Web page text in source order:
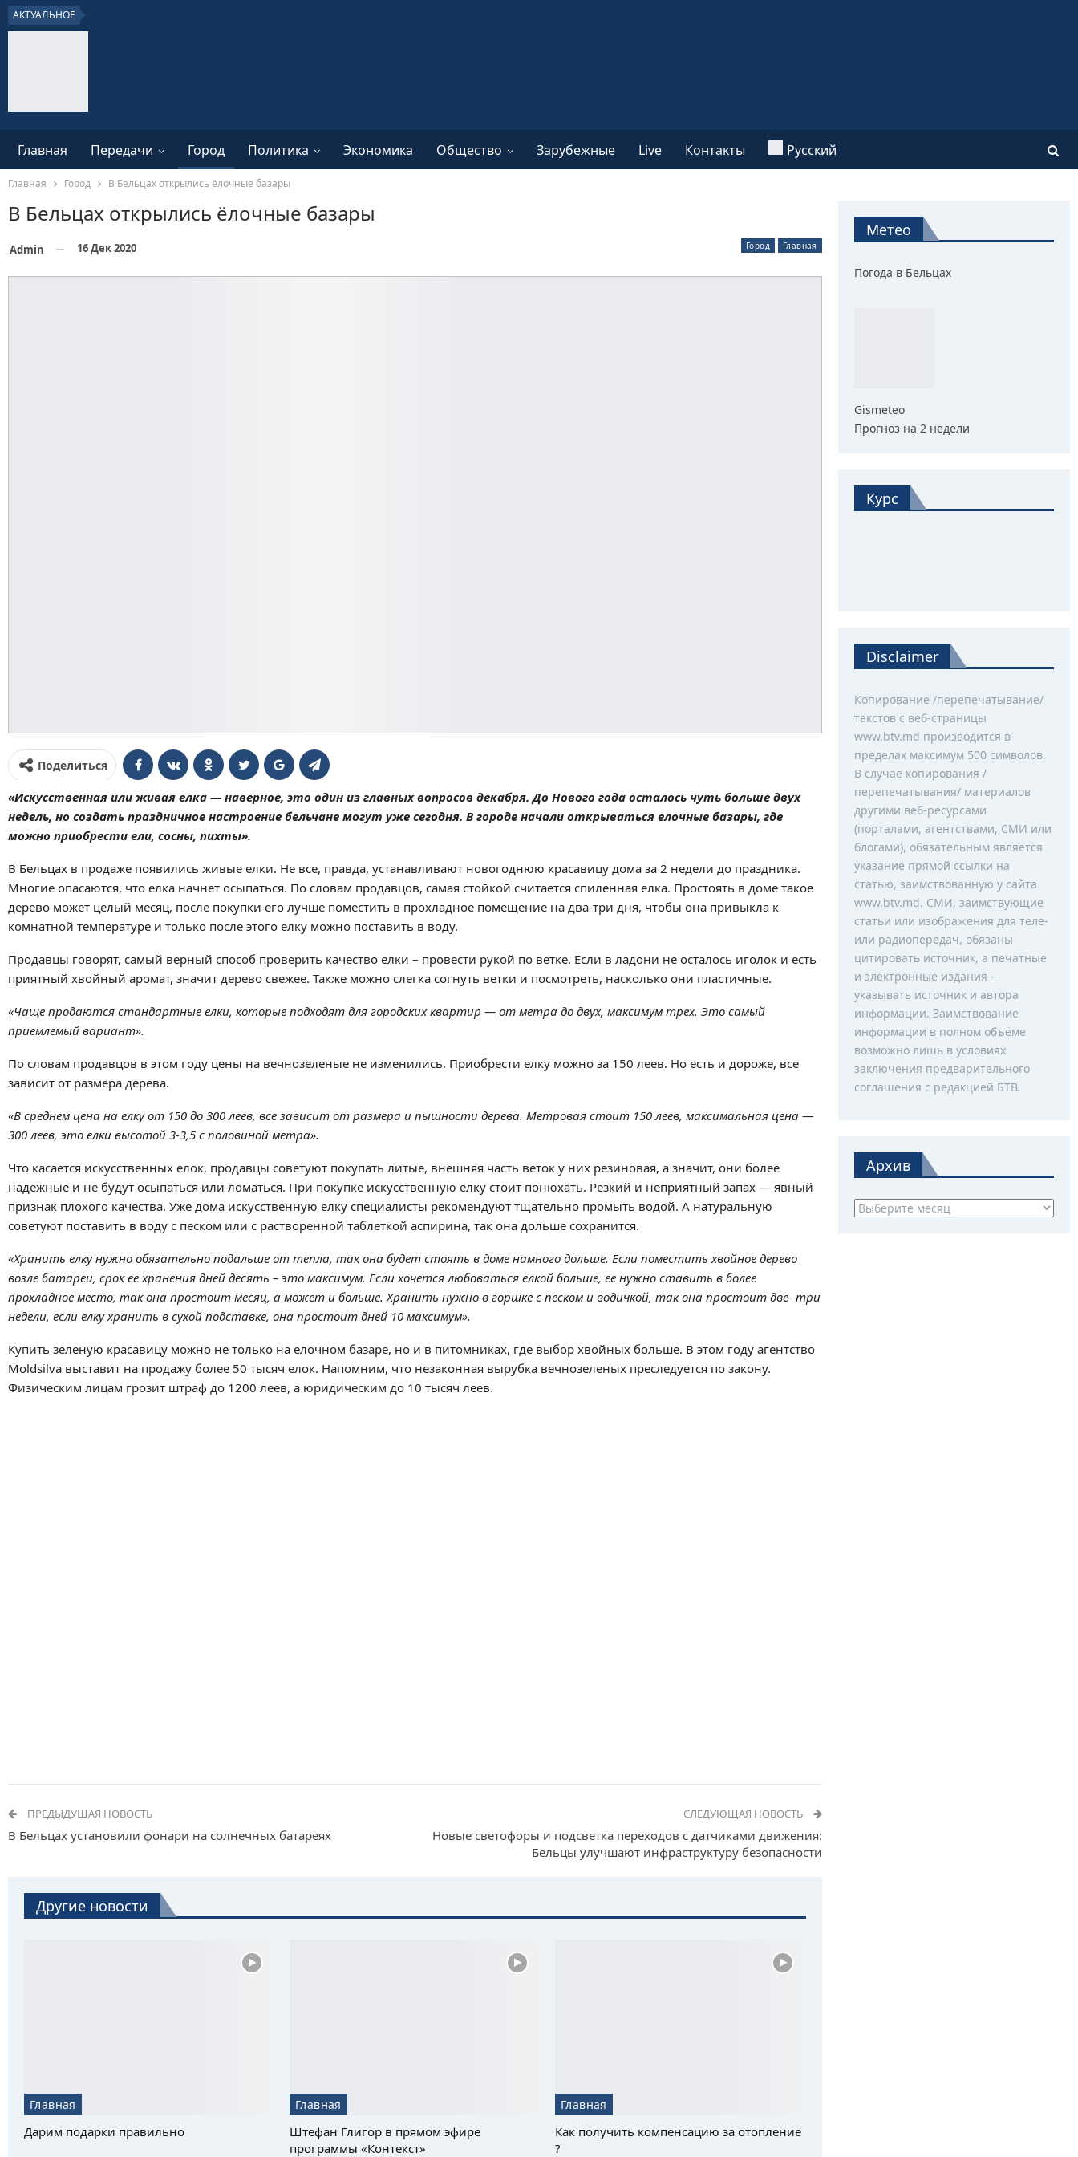
АКТУАЛЬНОЕ
Главная Передачи Город Политика Экономика Общество Зарубежные Live Контакты Русский
Главная Город В Бельцах открылись ёлочные базары
В Бельцах открылись ёлочные базары
Город Главная
Admin 16 Дек 2020
Поделиться
«Искусственная или живая елка — наверное, это один из главных вопросов декабря. До Нового года осталось чуть больше двух
недель, но создать праздничное настроение бельчане могут уже сегодня. В городе начали открываться елочные базары, где
можно приобрести ели, сосны, пихты».
В Бельцах в продаже появились живые елки. Не все, правда, устанавливают новогоднюю красавицу дома за 2 недели до праздника.
Многие опасаются, что елка начнет осыпаться. По словам продавцов, самая стойкой считается спиленная елка. Простоять в доме такое
дерево может целый месяц, после покупки его лучше поместить в прохладное помещение на два-три дня, чтобы она привыкла к
комнатной температуре и только после этого елку можно поставить в воду.
Продавцы говорят, самый верный способ проверить качество елки – провести рукой по ветке. Если в ладони не осталось иголок и есть
приятный хвойный аромат, значит дерево свежее. Также можно слегка согнуть ветки и посмотреть, насколько они пластичные.
«Чаще продаются стандартные елки, которые подходят для городских квартир — от метра до двух, максимум трех. Это самый
приемлемый вариант».
По словам продавцов в этом году цены на вечнозеленые не изменились. Приобрести елку можно за 150 леев. Но есть и дороже, все
зависит от размера дерева.
«В среднем цена на елку от 150 до 300 леев, все зависит от размера и пышности дерева. Метровая стоит 150 леев, максимальная цена —
300 леев, это елки высотой 3-3,5 с половиной метра».
Что касается искусственных елок, продавцы советуют покупать литые, внешняя часть веток у них резиновая, а значит, они более
надежные и не будут осыпаться или ломаться. При покупке искусственную елку стоит понюхать. Резкий и неприятный запах — явный
признак плохого качества. Уже дома искусственную елку специалисты рекомендуют тщательно промыть водой. А натуральную
советуют поставить в воду с песком или с растворенной таблеткой аспирина, так она дольше сохранится.
«Хранить елку нужно обязательно подальше от тепла, так она будет стоять в доме намного дольше. Если поместить хвойное дерево
возле батареи, срок ее хранения дней десять – это максимум. Если хочется любоваться елкой больше, ее нужно ставить в более
прохладное место, так она простоит месяц, а может и больше. Хранить нужно в горшке с песком и водичкой, так она простоит две- три
недели, если елку хранить в сухой подставке, она простоит дней 10 максимум».
Купить зеленую красавицу можно не только на елочном базаре, но и в питомниках, где выбор хвойных больше. В этом году агентство
Moldsilva выставит на продажу более 50 тысяч елок. Напомним, что незаконная вырубка вечнозеленых преследуется по закону.
Физическим лицам грозит штраф до 1200 леев, а юридическим до 10 тысяч леев.
ПРЕДЫДУЩАЯ НОВОСТЬ
В Бельцах установили фонари на солнечных батареях
СЛЕДУЮЩАЯ НОВОСТЬ
Новые светофоры и подсветка переходов с датчиками движения:
Бельцы улучшают инфраструктуру безопасности
Другие новости
Главная
Дарим подарки правильно
Главная
Штефан Глигор в прямом эфире
программы «Контекст»
Главная
Как получить компенсацию за отопление
?
Метео
Погода в Бельцах
Gismeteo
Прогноз на 2 недели
Курс
Disclaimer
Копирование /перепечатывание/
текстов с веб-страницы
www.btv.md производится в
пределах максимум 500 символов.
В случае копирования /
перепечатывания/ материалов
другими веб-ресурсами
(порталами, агентствами, СМИ или
блогами), обязательным является
указание прямой ссылки на
статью, заимствованную у сайта
www.btv.md. СМИ, заимствующие
статьи или изображения для теле-
или радиопередач, обязаны
цитировать источник, а печатные
и электронные издания –
указывать источник и автора
информации. Заимствование
информации в полном объёме
возможно лишь в условиях
заключения предварительного
соглашения с редакцией БТВ.
Архив
Архив